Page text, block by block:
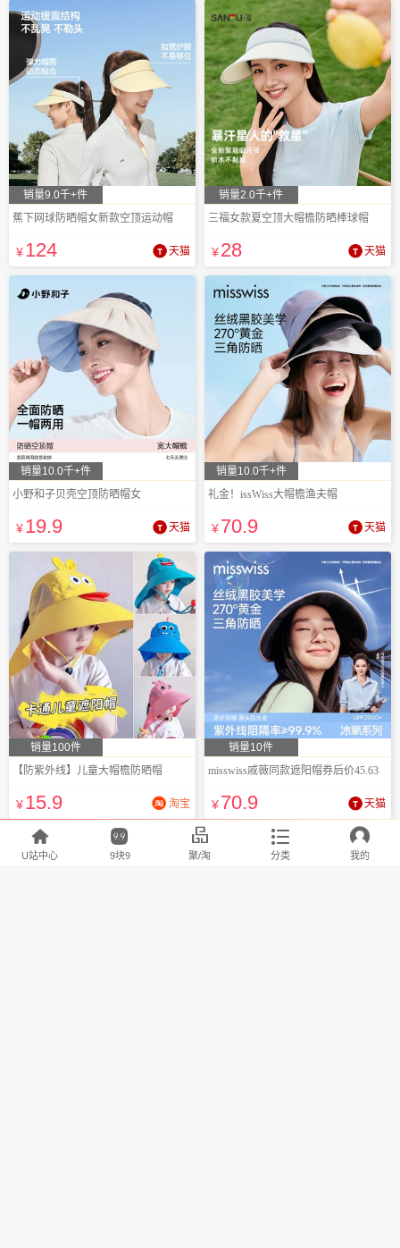
销量9.0千+件
蕉下网球防晒帽女新款空顶运动帽
¥124 天猫
销量2.0千+件
三福女款夏空顶大帽檐防晒棒球帽
¥28 天猫
销量10.0千+件
小野和子贝壳空顶防晒帽女
¥19.9 天猫
销量10.0千+件
礼金！issWiss大帽檐渔夫帽
¥70.9 天猫
销量100件
【防紫外线】儿童大帽檐防晒帽
¥15.9 淘宝
销量10件
misswiss戚薇同款遮阳帽券后价45.63
¥70.9 天猫

U站中心

9块9

聚/淘

分类

我的